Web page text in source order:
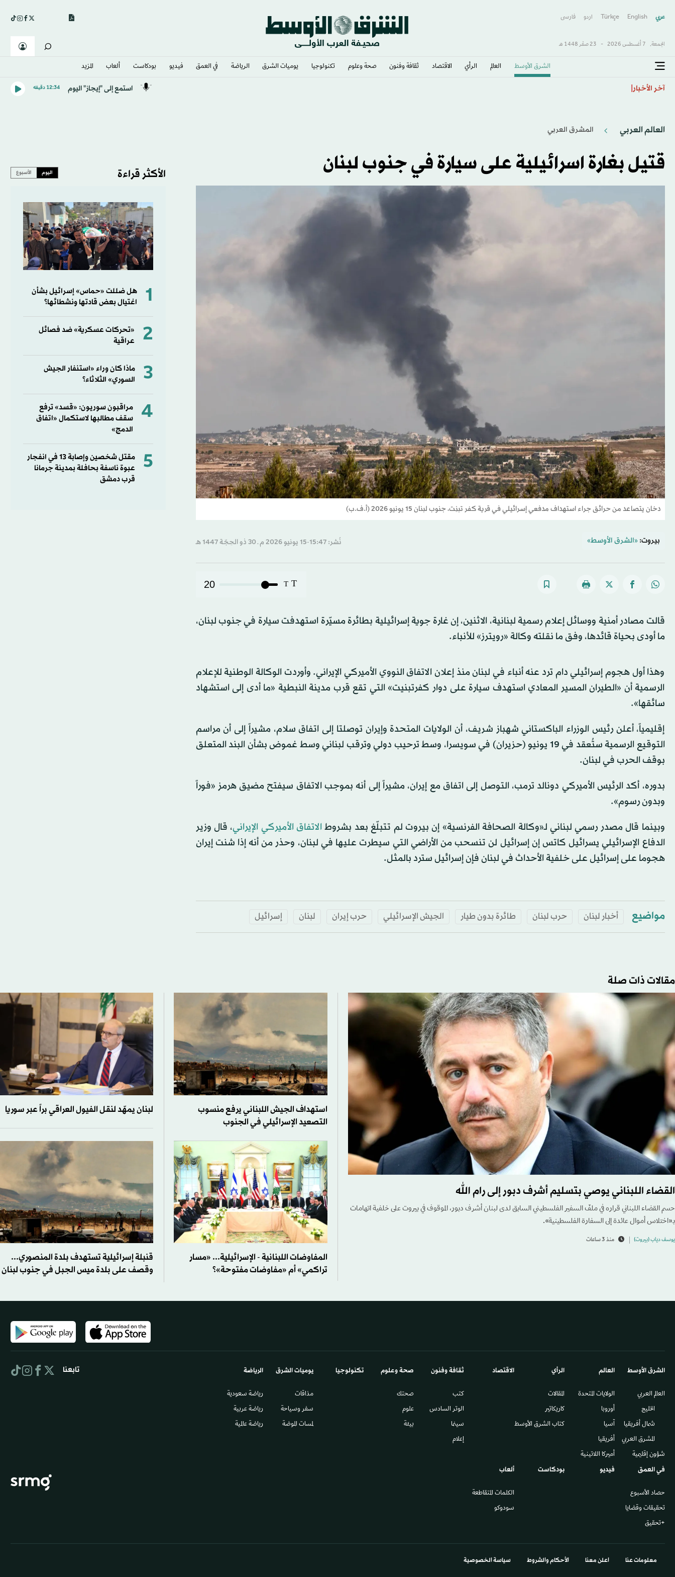
عربي English
Türkçe اردو فارسى
الجمعة, 7 أغسطس 2026 - 23 صفَر 1448 هـ
الشرق الأوسط​ العالم الرأي الاقتصاد ثقافة وفنون صحة وعلوم تكنولوجيا يوميات الشرق​ الرياضة في العمق فيديو بودكاست ألعاب المزيد
آخر الأخبار استمع إلى "إيجاز" اليوم 12:34 دقيقه
العالم العربي المشرق العربي
قتيل بغارة اسرائيلية على سيارة في جنوب لبنان
دخان يتصاعد من حرائق جراء استهداف مدفعي إسرائيلي في قرية كفر تبنِت، جنوب لبنان 15 يونيو 2026 (أ.ف.ب)
بيروت: «الشرق الأوسط» نُشر: 15:47-15 يونيو 2026 م ـ 30 ذو الحِجّة 1447 هـ
T
T
20
قالت مصادر أمنية ووسائل إعلام رسمية لبنانية، الاثنين، إن غارة جوية إسرائيلية بطائرة مسيّرة استهدفت سيارة في جنوب لبنان،
ما أودى بحياة قائدها، وفق ما نقلته وكالة «رويترز» للأنباء.
وهذا أول هجوم إسرائيلي دام ترد عنه أنباء في لبنان منذ إعلان الاتفاق النووي الأميركي الإيراني. وأوردت الوكالة الوطنية للإعلام
الرسمية أن «الطيران المسير المعادي استهدف سيارة على دوار كفرتبنيت» التي تقع قرب مدينة النبطية «ما أدى إلى استشهاد
سائقها».
إقليمياً، أعلن رئيس ​الوزراء الباكستاني شهباز شريف، أن الولايات ⁠المتحدة ​وإيران توصلتا ⁠إلى اتفاق سلام، مشيراً إلى أن مراسم
التوقيع الرسمية ستُعقد في 19 يونيو (حزيران) في ​سويسرا، وسط ترحيب دولي وترقب لبناني وسط غموض بشأن البند المتعلق
بوقف الحرب في لبنان.
بدوره، أكد الرئيس الأميركي دونالد ترمب، التوصل إلى اتفاق مع إيران، مشيراً إلى أنه بموجب الاتفاق سيفتح مضيق هرمز «فوراً
وبدون رسوم».
وبينما قال مصدر رسمي لبناني لـ«وكالة الصحافة الفرنسية» إن بيروت لم تتبلّغ بعد بشروط الاتفاق الأميركي الإيراني، قال وزير
الدفاع الإسرائيلي يسرائيل كاتس ‌⁠إن ​إسرائيل لن ⁠تنسحب من الأراضي التي ⁠سيطرت ‌عليها ‌في ​لبنان، ‌وحذر من ‌أنه إذا شنت ‌إيران
هجوما على إسرائيل ⁠على خلفية ⁠الأحداث في لبنان فإن إسرائيل سترد بالمثل.
مواضيع أخبار لبنان حرب لبنان طائرة بدون طيار الجيش الإسرائيلي حرب إيران لبنان إسرائيل
الأكثر قراءة اليوم الأسبوع
1
هل ضللت «حماس» إسرائيل بشأن
اغتيال بعض قادتها ونشطائها؟
2
«تحركات عسكرية» ضد فصائل
عراقية
3
ماذا كان وراء «استنفار الجيش
السوري» الثلاثاء؟
4
مراقبون سوريون: «قسد» ترفع
سقف مطالبها لاستكمال «اتفاق
الدمج»
5
مقتل شخصين وإصابة 13 في انفجار
عبوة ناسفة بحافلة بمدينة جرمانا
قرب دمشق
مقالات ذات صلة
القضاء اللبناني يوصي بتسليم أشرف دبور إلى رام الله
حسم القضاء اللبناني قراره في ملفّ السفير الفلسطيني السابق لدى لبنان أشرف دبور، الموقوف في بيروت على خلفية اتهامات
بـ«اختلاس أموال عائدة إلى السفارة الفلسطينية».
يوسف دياب (بيروت) منذ 3 ساعات
استهداف الجيش اللبناني يرفع منسوب
التصعيد الإسرائيلي في الجنوب
لبنان يمهّد لنقل الفيول العراقي براً عبر سوريا
المفاوضات اللبنانية - الإسرائيلية... «مسار
تراكمي» أم «مفاوضات مفتوحة»؟
قنبلة إسرائيلية تستهدف بلدة المنصوري...
وقصف على بلدة ميس الجبل في جنوب لبنان
الشرق الأوسط​
العالم العربي
الخليج
شمال أفريقيا
المشرق العربي
شؤون إقليمية
العالم
الولايات المتحدة
أوروبا
آسيا
أفريقيا
أميركا اللاتينية
الرأي
المقالات
كاريكاتير
كتاب الشرق الأوسط
الاقتصاد ثقافة وفنون
كتب
الوتر السادس​
سينما
إعلام
صحة وعلوم
صحتك
علوم
بيئة
تكنولوجيا يوميات الشرق​
مذاقات
سفر وسياحة
لمسات الموضة
الرياضة
رياضة سعودية
رياضة عربية
رياضة عالمية
في العمق
حصاد الأسبوع
تحقيقات وقضايا
+تحقيق
فيديو بودكاست ألعاب
الكلمات المتقاطعة
سودوكو
تابعنا
معلومات عنا اعلن معنا الأحكام والشروط سياسة الخصوصية